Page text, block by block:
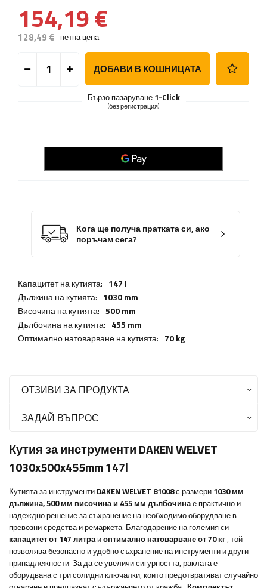
154,19 €
128,49 € нетна цена
ДОБАВИ В КОШНИЦАТА
Бързо пазаруване 1-Click
(без регистрация)
Кога ще получа пратката си, ако
поръчам сега?
Капацитет на кутията: 147 l
Дължина на кутията: 1030 mm
Височина на кутията: 500 mm
Дълбочина на кутията: 455 mm
Оптимално натоварване на кутията: 70 kg
ОТЗИВИ ЗА ПРОДУКТА
ЗАДАЙ ВЪПРОС
Кутия за инструменти DAKEN WELVET
1030x500x455mm 147l
Кутията за инструменти DAKEN WELVET 81008с размери 1030 мм
дължина, 500 мм височина и 455 мм дълбочинае практично и
надеждно решение за съхранение на необходимо оборудване в
превозни средства и ремаркета. Благодарение на големия си
капацитет от 147 литраиоптимално натоварване от 70 кг, той
позволява безопасно и удобно съхранение на инструменти и други
принадлежности. За да се увеличи сигурността, раклата е
оборудвана с три солидни ключалки, които предотвратяват случайно